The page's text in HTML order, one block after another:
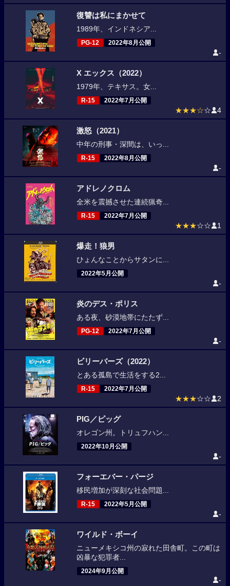
復讐は私にまかせて
1989年、インドネシア...
PG-12 2022年8月公開
-
X エックス（2022）
1979年、テキサス。女...
R-15 2022年7月公開
★★★☆☆ 4
激怒（2021）
中年の刑事・深間は、いっ...
R-15 2022年8月公開
-
アドレノクロム
全米を震撼させた連続猟奇...
R-15 2022年7月公開
★★★☆☆ 1
爆走！狼男
ひょんなことからサタンに...
2022年5月公開
-
炎のデス・ポリス
ある夜、砂漠地帯にたたず...
PG-12 2022年7月公開
-
ビリーバーズ（2022）
とある孤島で生活をする2...
R-15 2022年7月公開
★★★☆☆ 2
PIG／ピッグ
オレゴン州。トリュフハン...
2022年10月公開
-
フォーエバー・パージ
移民増加が深刻な社会問題...
R-15 2022年5月公開
-
ワイルド・ボーイ
ニューメキシコ州の寂れた田舎町。この町は
凶暴な犯罪者...
2024年9月公開
-